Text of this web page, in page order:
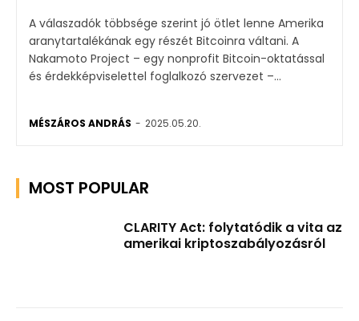
A válaszadók többsége szerint jó ötlet lenne Amerika
aranytartalékának egy részét Bitcoinra váltani. A
Nakamoto Project – egy nonprofit Bitcoin-oktatással
és érdekképviselettel foglalkozó szervezet –...
MÉSZÁROS ANDRÁS - 2025.05.20.
MOST POPULAR
CLARITY Act: folytatódik a vita az
amerikai kriptoszabályozásról